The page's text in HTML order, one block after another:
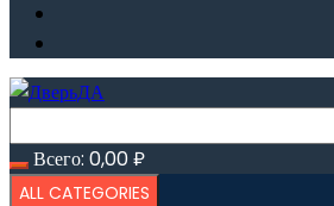
Всего: 0,00₽
ALL CATEGORIES